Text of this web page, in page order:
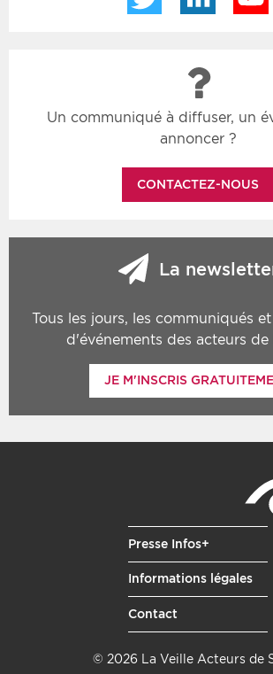
Un communiqué à diffuser, un
annoncer ?
CONTACTEZ-NOUS
La
Tous les jours, les communiqués
d'événements des acteurs de
JE M'INSCRIS
Presse Infos+
Informations légales
Contact
© 2026 La Veille Acteurs de